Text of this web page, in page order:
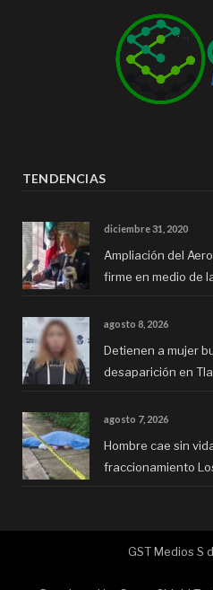
TENDENCIAS
diciembre 31, 2020
Ampliación del
firme en medio de
agosto 8, 2026
Detienen a mujer
desaparición en
agosto 7, 2026
Hombre cae sin
fraccionamiento
GST Medios S